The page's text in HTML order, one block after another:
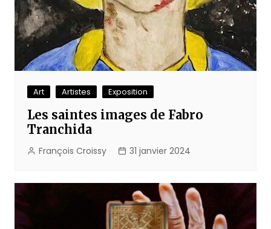
Art Artistes Exposition
Les saintes images de Fabro
Tranchida
François Croissy 31 janvier 2024